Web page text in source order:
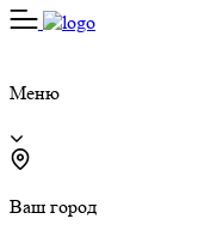
Меню
Ваш город